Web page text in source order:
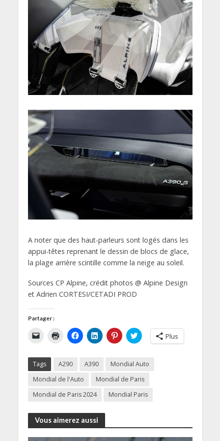
A noter que des haut-parleurs sont logés dans les
appui-têtes reprenant le dessin de blocs de glace,
la plage arrière scintille comme la neige au soleil.
Sources CP Alpine, crédit photos @ Alpine Design
et Adrien CORTESI/CETADI PROD
Partager :
u
e
r
p
u
r
n
v
o
y
e
u
e
p
u
r
m
p
r
i
m
C
l
p
u
r
a
r
a
g
C
l
p
a
a
g
C
l
e
p
u
r
a
g
C
l
e
p
u
r
a
g
Plus
Tags A290 A390
Mondial Auto
Mondial de l'Auto
Mondial de Paris
Mondial de Paris 2024
Mondial Paris
Vous aimerez aussi